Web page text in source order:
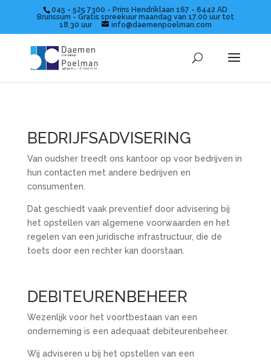
045 - 525 7300 - Prins Hendriklaan 167 - 6442 AD
Brunssum - Gratis spreekuur maandag van 17.00 uur tot
18.30 uur
info@daemenpoelman.com
BEDRIJFSADVISERING
Van oudsher treedt ons kantoor op voor bedrijven in
hun contacten met andere bedrijven en
consumenten.
Dat geschiedt vaak preventief door advisering bij
het opstellen van algemene voorwaarden en het
regelen van een juridische infrastructuur, die de
toets door een rechter kan doorstaan.
DEBITEURENBEHEER
Wezenlijk voor het voortbestaan van een
onderneming is een adequaat debiteurenbeheer.
Wij adviseren u bij het opstellen van een